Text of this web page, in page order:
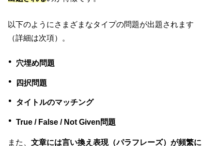
以下のようにさまざまなタイプの問題が出題されます
（詳細は次項）。
穴埋め問題
四択問題
タイトルのマッチング
True / False / Not Given問題
また、文章には言い換え表現（パラフレーズ）が頻繁に